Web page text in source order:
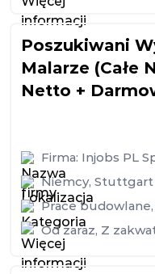
Poszukiwani
Malarze (Całe
Netto +
Firma: Injobs PL
Niemcy, Stuttgart
Prace budowlane,
Od zaraz, Z